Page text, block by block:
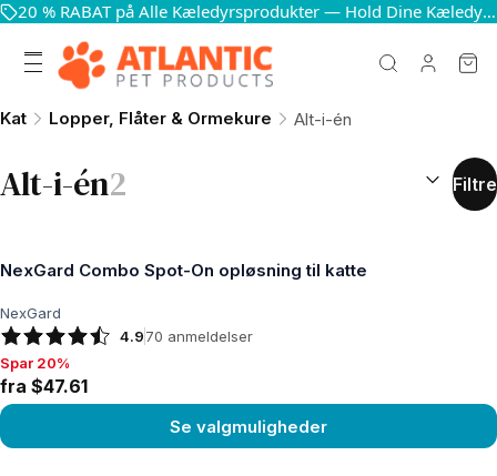
20 % RABAT på Alle Kæledyrsprodukter — Hold Dine Kæledyr Glade og Sunde
Kat Lopper, Flåter & Ormekure Alt-i-én
Alt-i-én2 SORTÉR
Filtre
NexGard Combo Spot-On opløsning til katte
NexGard
4.970 anmeldelser
Spar 20%, fra $47.61
Spar 20%
fra $47.61
Se valgmuligheder